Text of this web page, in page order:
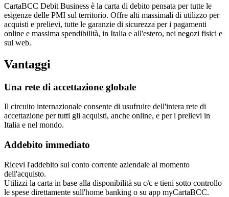
CartaBCC Debit Business è la carta di debito pensata per tutte le
esigenze delle PMI sul territorio. Offre alti massimali di utilizzo per
acquisti e prelievi, tutte le garanzie di sicurezza per i pagamenti
online e massima spendibilità, in Italia e all'estero, nei negozi fisici e
sul web.
Vantaggi
Una rete di accettazione globale
Il circuito internazionale consente di usufruire dell'intera rete di
accettazione per tutti gli acquisti, anche online, e per i prelievi in
Italia e nel mondo.
Addebito immediato
Ricevi l'addebito sul conto corrente aziendale al momento
dell'acquisto.
Utilizzi la carta in base alla disponibilità su c/c e tieni sotto controllo
le spese direttamente sull'home banking o su app myCartaBCC.